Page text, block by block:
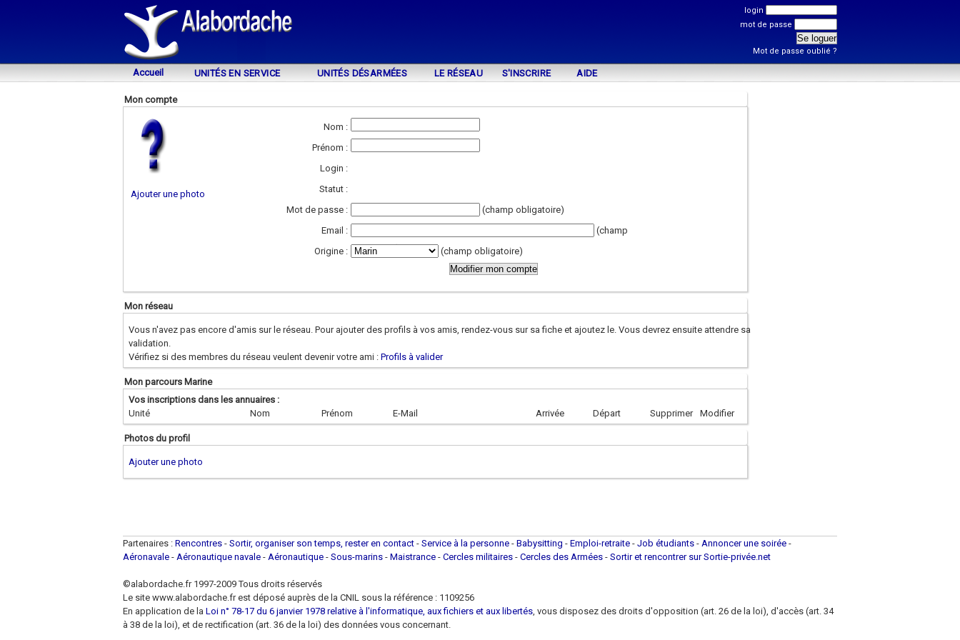
login
mot de passe
Mot de passe oublié ?
Accueil UNITÉS EN SERVICE UNITÉS DÉSARMÉES LE RÉSEAU S'INSCRIRE AIDE
Mon compte
Ajouter une photo
Nom :
Prénom :
Login :
Statut :
Mot de passe :
(champ obligatoire)
Email :
(champ
obligatoire)
Origine : (champ obligatoire)
Mon réseau
Vous n'avez pas encore d'amis sur le réseau. Pour ajouter des profils à vos amis, rendez-vous sur sa fiche et ajoutez le. Vous devrez ensuite attendre sa
validation.
Vérifiez si des membres du réseau veulent devenir votre ami : Profils à valider
Mon parcours Marine
Vos inscriptions dans les annuaires :
Unité
Nom Prénom E-Mail Arrivée Départ Supprimer Modifier
Photos du profil
Ajouter une photo
Partenaires : Rencontres - Sortir, organiser son temps, rester en contact - Service à la personne - Babysitting - Emploi-retraite - Job étudiants - Annoncer une soirée -
Aéronavale - Aéronautique navale - Aéronautique - Sous-marins - Maistrance - Cercles militaires - Cercles des Armées - Sortir et rencontrer sur Sortie-privée.net
©alabordache.fr 1997-2009 Tous droits réservés
Le site www.alabordache.fr est déposé auprès de la CNIL sous la référence : 1109256
En application de la Loi n° 78-17 du 6 janvier 1978 relative à l'informatique, aux fichiers et aux libertés, vous disposez des droits d'opposition (art. 26 de la loi), d'accès (art. 34
à 38 de la loi), et de rectification (art. 36 de la loi) des données vous concernant.